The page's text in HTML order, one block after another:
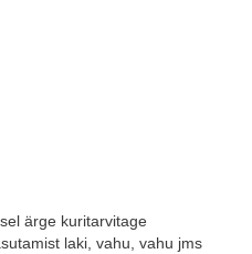
ärge kuritarvitage
laki, vahu, vahu jms